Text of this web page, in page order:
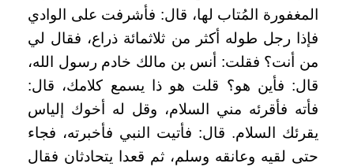
المغفورة المُتاب لها، قال: فأشرفت على الوادي
فإذا رجل طوله أكثر من ثلاثمائة ذراع، فقال لي
من أنت؟ فقلت: أنس بن مالك خادم رسول الله،
قال: فأين هو؟ قلت هو ذا يسمع كلامك، قال:
فأته فأقرئه مني السلام، وقل له أخوك إلياس
يقرئك السلام. قال: فأتيت النبي فأخبرته، فجاء
حتى لقيه وعانقه وسلم، ثم قعدا يتحادثان فقال